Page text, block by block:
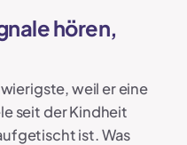
hören,
weil er eine
seit der Kindheit
ist. Was